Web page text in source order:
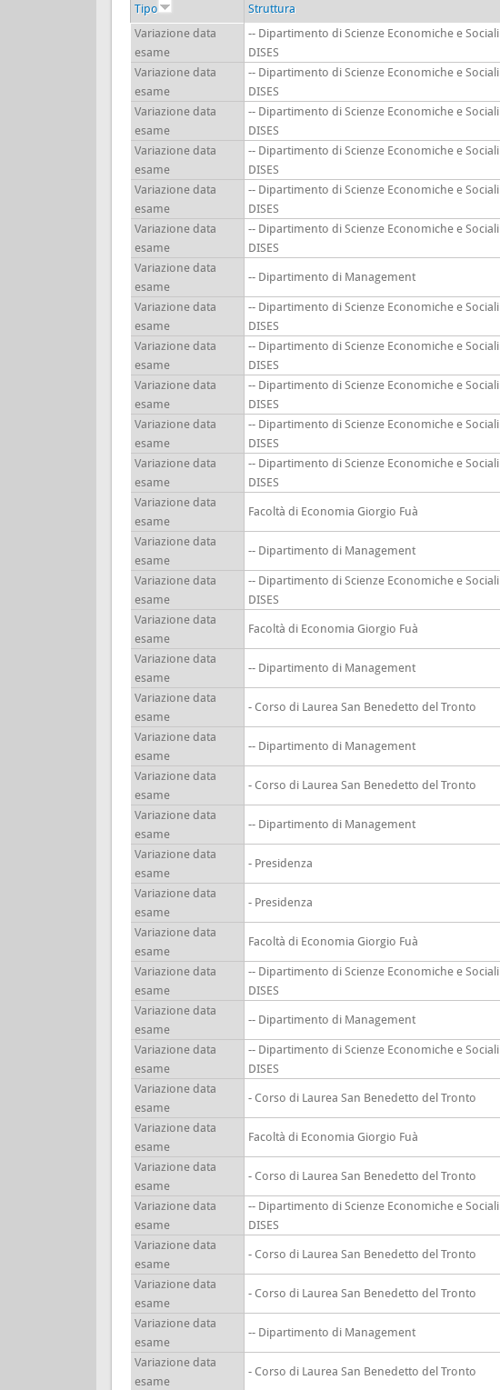
Tipo
Struttura
Variazione data
esame
-- Dipartimento di Scienze Economiche e Sociali
DISES
Variazione data
esame
-- Dipartimento di Scienze Economiche e Sociali
DISES
Variazione data
esame
-- Dipartimento di Scienze Economiche e Sociali
DISES
Variazione data
esame
-- Dipartimento di Scienze Economiche e Sociali
DISES
Variazione data
esame
-- Dipartimento di Scienze Economiche e Sociali
DISES
Variazione data
esame
-- Dipartimento di Scienze Economiche e Sociali
DISES
Variazione data
esame
-- Dipartimento di Management
Variazione data
esame
-- Dipartimento di Scienze Economiche e Sociali
DISES
Variazione data
esame
-- Dipartimento di Scienze Economiche e Sociali
DISES
Variazione data
esame
-- Dipartimento di Scienze Economiche e Sociali
DISES
Variazione data
esame
-- Dipartimento di Scienze Economiche e Sociali
DISES
Variazione data
esame
-- Dipartimento di Scienze Economiche e Sociali
DISES
Variazione data
esame
Facoltà di Economia Giorgio Fuà
Variazione data
esame
-- Dipartimento di Management
Variazione data
esame
-- Dipartimento di Scienze Economiche e Sociali
DISES
Variazione data
esame
Facoltà di Economia Giorgio Fuà
Variazione data
esame
-- Dipartimento di Management
Variazione data
esame
- Corso di Laurea San Benedetto del Tronto
Variazione data
esame
-- Dipartimento di Management
Variazione data
esame
- Corso di Laurea San Benedetto del Tronto
Variazione data
esame
-- Dipartimento di Management
Variazione data
esame
- Presidenza
Variazione data
esame
- Presidenza
Variazione data
esame
Facoltà di Economia Giorgio Fuà
Variazione data
esame
-- Dipartimento di Scienze Economiche e Sociali
DISES
Variazione data
esame
-- Dipartimento di Management
Variazione data
esame
-- Dipartimento di Scienze Economiche e Sociali
DISES
Variazione data
esame
- Corso di Laurea San Benedetto del Tronto
Variazione data
esame
Facoltà di Economia Giorgio Fuà
Variazione data
esame
- Corso di Laurea San Benedetto del Tronto
Variazione data
esame
-- Dipartimento di Scienze Economiche e Sociali
DISES
Variazione data
esame
- Corso di Laurea San Benedetto del Tronto
Variazione data
esame
- Corso di Laurea San Benedetto del Tronto
Variazione data
esame
-- Dipartimento di Management
Variazione data
esame
- Corso di Laurea San Benedetto del Tronto